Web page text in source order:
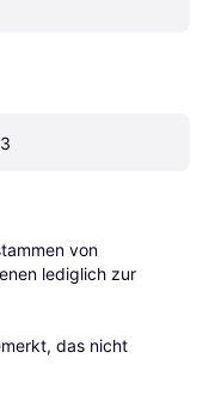
von
lediglich zur
das nicht